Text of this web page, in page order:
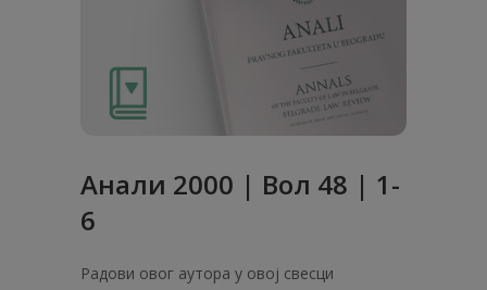
Анaли 2000 | Вол 48 | 1-
6
Радови овог аутора у овој свесци